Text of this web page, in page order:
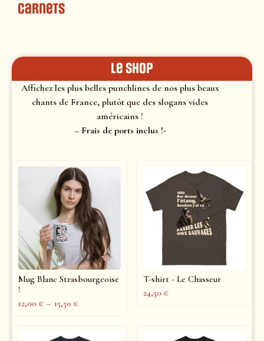
Carnets
le shop
Affichez les plus belles punchlines de nos plus beaux
chants de France, plutôt que des slogans vides
américains !
– Frais de ports inclus !-
Mug Blanc Strasbourgeoise
!
12,00 € – 15,50 €
T-shirt - Le Chasseur
24,50 €